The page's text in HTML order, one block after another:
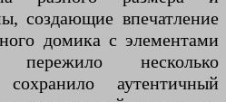
создающие впечатление
домика с элементами
несколько
аутентичный